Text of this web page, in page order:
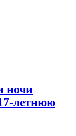
ночи
летнюю